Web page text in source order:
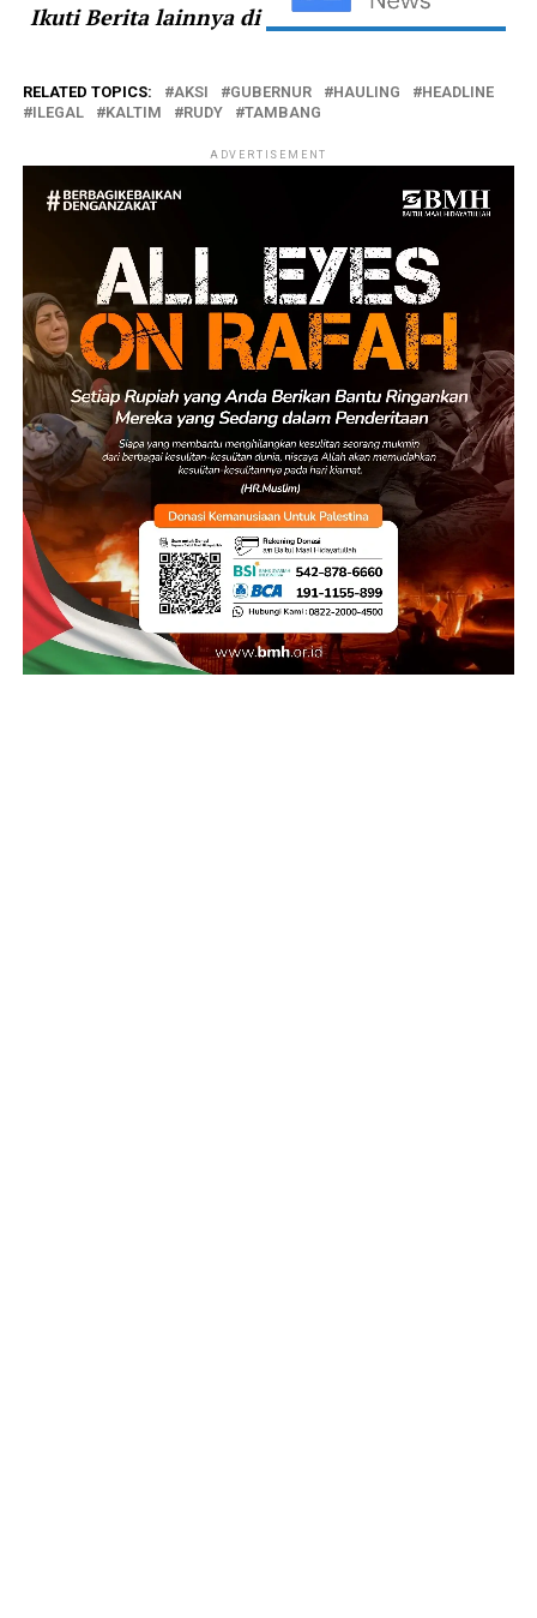
Ikuti Berita lainnya di
RELATED TOPICS: AKSI GUBERNUR HAULING
HEADLINE
ILEGAL
KALTIM RUDY TAMBANG
ADVERTISEMENT